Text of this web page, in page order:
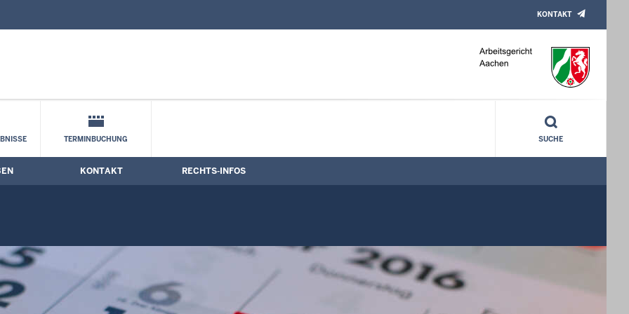
Kontaktformular
KONTAKT
TERMINBUCHUNG SUCHE
KONTAKT RECHTS-INFOS